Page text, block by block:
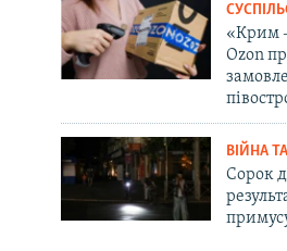
«Крим
Ozon
ВІЙНА
Сорок